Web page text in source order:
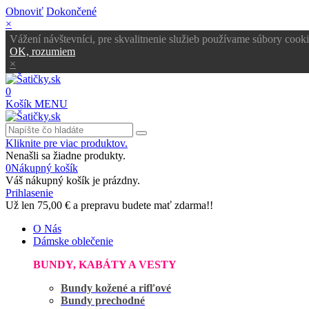
Obnoviť Dokončené
×
Vážení návštevníci, pre skvalitnenie služieb používame súbory
OK, rozumiem
×
0
Košík MENU
Kliknite pre viac produktov.
Nenašli sa žiadne produkty.
0Nákupný košík
Váš nákupný košík je prázdny.
Prihlasenie
Už len 75,00 € a prepravu budete mať zdarma!!
O Nás
Dámske oblečenie
BUNDY, KABÁTY A VESTY
Bundy kožené a rifľové
Bundy prechodné